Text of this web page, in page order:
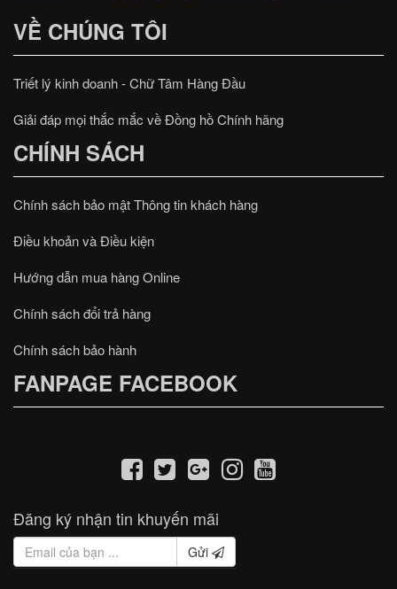
VỀ CHÚNG TÔI
Triết lý kinh doanh - Chữ Tâm Hàng Đầu
Giải đáp mọi thắc mắc về Đồng hồ Chính hãng
CHÍNH SÁCH
Chính sách bảo mật Thông tin khách hàng
Điều khoản và Điều kiện
Hướng dẫn mua hàng Online
Chính sách đổi trả hàng
Chính sách bảo hành
FANPAGE FACEBOOK
Đăng ký nhận tin khuyến mãi
Gửi